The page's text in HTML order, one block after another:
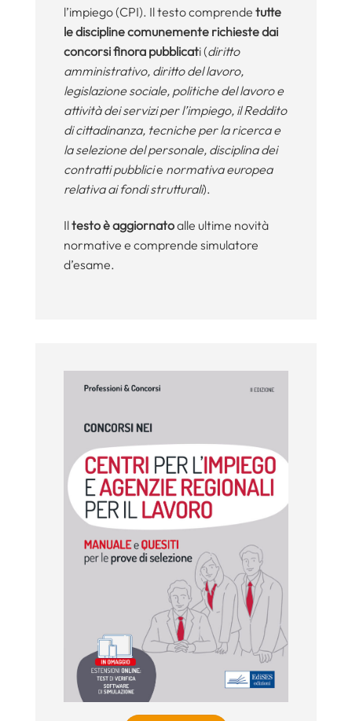
l’impiego (CPI). Il testo comprende tutte
le discipline comunemente richieste dai
concorsi finora pubblicati (diritto
amministrativo, diritto del lavoro,
legislazione sociale, politiche del lavoro e
attività dei servizi per l’impiego, il Reddito
di cittadinanza, tecniche per la ricerca e
la selezione del personale, disciplina dei
contratti pubblicie normativa europea
relativa ai fondi strutturali).
Iltesto è aggiornatoalle ultime novità
normative e comprende simulatore
d’esame.